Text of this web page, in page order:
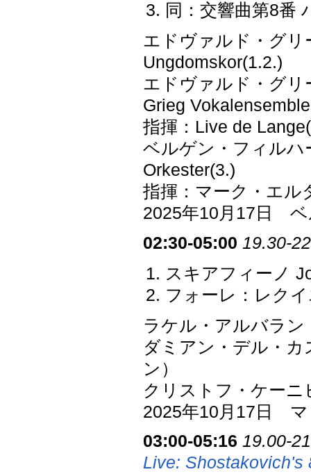
同：交響曲第8番
エドヴァルド・グリ
Ungdomskor(1.2.)
エドヴァルド・グ
Grieg
指揮：Live de
ベルゲン・フィルハ
Orkester(3.)
指揮：マーク・エル
2025年10月17日 ベ
02:30-05:00 19.30-
スキアフィーノ
フォーレ：レク
ラケル・アルバラン
ダミアン・デル・
ン）
クリストフ・ケーニ
2025年10月17日 マ
03:00-05:16 19.00-
Live: Shostakovich's